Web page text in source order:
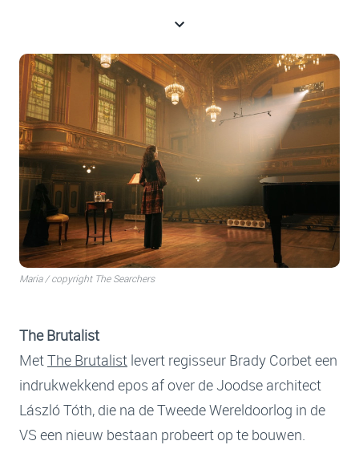
Maria / copyright The Searchers
The Brutalist
MetThe Brutalist levert regisseur Brady Corbet een
indrukwekkend epos af over de Joodse architect
László Tóth, die na de Tweede Wereldoorlog in de
VS een nieuw bestaan probeert op te bouwen.